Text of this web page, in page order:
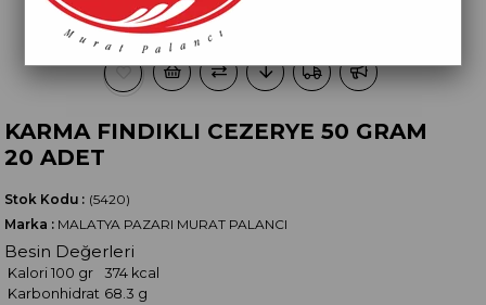
KARMA FINDIKLI CEZERYE 50 GRAM
20 ADET
(5420)
Stok Kodu
Marka : MALATYA PAZARI MURAT PALANCI
Besin Değerleri
Kalori 100 gr
374 kcal
Karbonhidrat 68.3 g